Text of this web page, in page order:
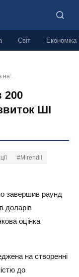
Світ Економіка
на…
200
ШІ
#Mirendil
завершив раунд
доларів
оцінка
на створенні
до